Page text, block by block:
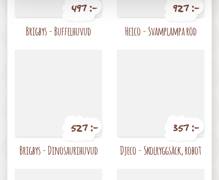
497 :-
Brigbys - Buffelhuvud
927 :-
Heico - Svamplampa röd
527 :-
Brigbys - Dinosaurihuvud
357 :-
Djeco - Skolryggsäck, robot